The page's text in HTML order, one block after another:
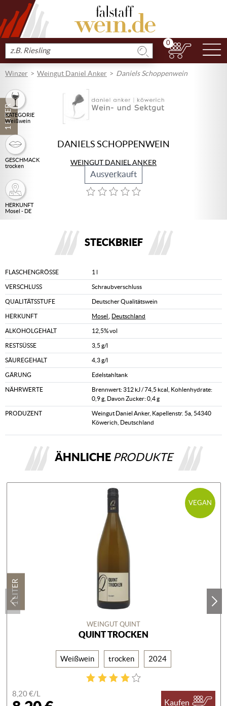
Produkt
suchen
0
Winzer Weingut Daniel Anker Daniels Schoppenwein
1 LITER
KATEGORIE
Weißwein
GESCHMACK
trocken
HERKUNFT
Mosel - DE
Ausverkauft
DANIELS SCHOPPENWEIN
WEINGUT DANIEL ANKER
2023
STECKBRIEF
FLASCHENGRÖSSE 1 l
VERSCHLUSS Schraubverschluss
QUALITÄTSSTUFE Deutscher Qualitätswein
HERKUNFT Mosel Deutschland
ALKOHOLGEHALT 12,5% vol
RESTSÜSSE 3,5 g/l
SÄUREGEHALT 4,3 g/l
GÄRUNG Edelstahltank
NÄHRWERTE
Brennwert: 312 kJ / 74,5 kcal, Kohlenhydrate:
0,9 g, Davon Zucker: 0,4 g
PRODUZENT
Weingut Daniel Anker, Kapellenstr. 5a, 54340
Köwerich, Deutschland
ÄHNLICHE PRODUKTE
VEGAN
1 LITER
WEINGUT QUINT
QUINT TROCKEN
Weißwein trocken 2024
8,20 €/L
Kaufen